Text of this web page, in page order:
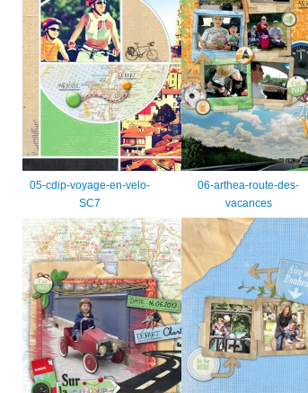
05-cdip-voyage-en-velo-
SC7
06-arthea-route-des-
vacances